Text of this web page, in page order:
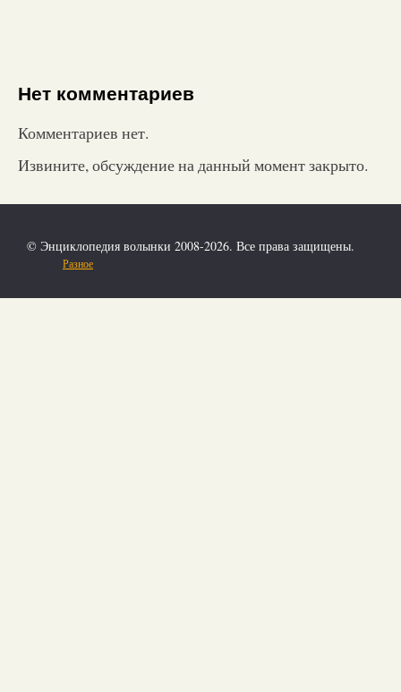
Нет комментариев
Комментариев нет.
Извините, обсуждение на данный момент закрыто.
© Энциклопедия волынки 2008-2026. Все права защищены.
Разное